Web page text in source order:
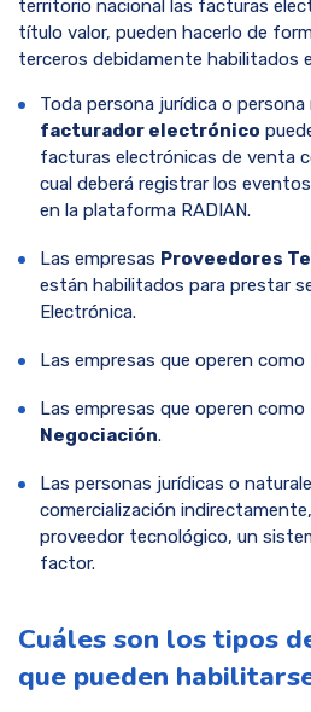
territorio nacional las facturas
título valor, pueden hacerlo de
terceros debidamente habilitados
Toda persona jurídica o persona
facturador electrónico
facturas electrónicas de venta
cual deberá registrar los
en la plataforma RADIAN.
Las empresas Proveedores
están habilitados para prestar
Electrónica.
Las empresas que operen como
Las empresas que operen como
Negociación.
Las personas jurídicas o
comercialización
proveedor tecnológico, un
factor.
Cuáles son los tipos
que pueden